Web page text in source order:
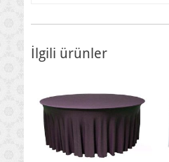
İlgili ürünler